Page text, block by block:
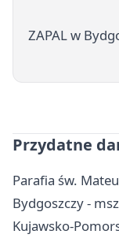
ZAPAL w
Przydatne
Parafia św.
Bydgoszczy -
Kujawsko-